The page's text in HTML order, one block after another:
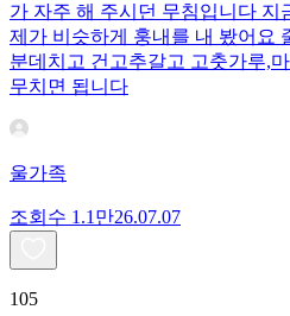
가 자주 해 주시던 무침입니다
제가 비슷하게 훙내를 내 봤어요
분데치고 건고추갈고 고춧가루,
무치면 됩니다
울가족
조회수 1.1만26.07.07
105